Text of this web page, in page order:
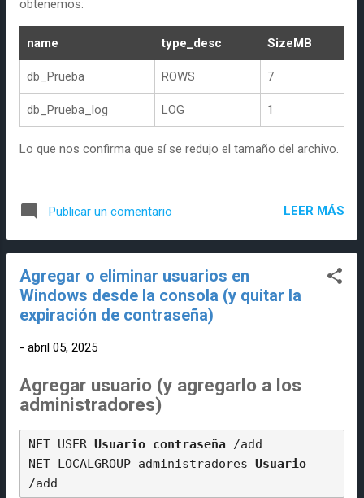
obtenemos:
name type_desc SizeMB
db_Prueba ROWS 7
db_Prueba_log LOG 1
Lo que nos confirma que sí se redujo el tamaño del archivo.
Publicar un comentario LEER MÁS
Agregar o eliminar usuarios en
Windows desde la consola (y quitar la
expiración de contraseña)
- abril 05, 2025
Agregar usuario (y agregarlo a los
administradores)
NET USER Usuario contraseña /add
NET LOCALGROUP administradores Usuario